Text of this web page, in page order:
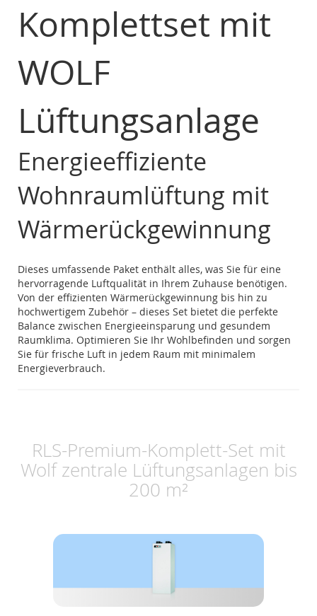
Komplettset mit
WOLF
Lüftungsanlage
Energieeffiziente
Wohnraumlüftung mit
Wärmerückgewinnung
Dieses umfassende Paket enthält alles, was Sie für eine
hervorragende Luftqualität in Ihrem Zuhause benötigen.
Von der effizienten Wärmerückgewinnung bis hin zu
hochwertigem Zubehör – dieses Set bietet die perfekte
Balance zwischen Energieeinsparung und gesundem
Raumklima. Optimieren Sie Ihr Wohlbefinden und sorgen
Sie für frische Luft in jedem Raum mit minimalem
Energieverbrauch.
RLS-Premium-Komplett-Set mit
Wolf zentrale Lüftungsanlagen bis
200 m²